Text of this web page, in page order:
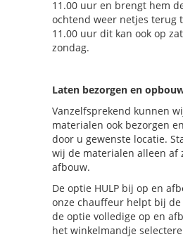
11.00 uur en brengt hem
ochtend weer netjes terug
11.00 uur dit kan ook op
zondag.
Laten bezorgen en
Vanzelfsprekend kunnen
materialen ook bezorgen
door u gewenste locatie.
wij de materialen alleen af
afbouw.
De optie HULP bij op en
onze chauffeur helpt bij
de optie volledige op en
het winkelmandje